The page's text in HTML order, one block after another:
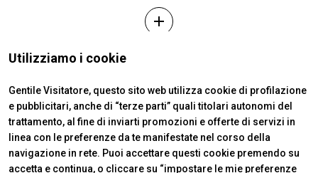
add
Utilizziamo i cookie
Gentile Visitatore, questo sito web utilizza cookie di profilazione
e pubblicitari, anche di “terze parti” quali titolari autonomi del
trattamento, al fine di inviarti promozioni e offerte di servizi in
linea con le preferenze da te manifestate nel corso della
navigazione in rete. Puoi accettare questi cookie premendo su
accetta e continua, o cliccare su “impostare le mie preferenze
ABOUT VISITARE